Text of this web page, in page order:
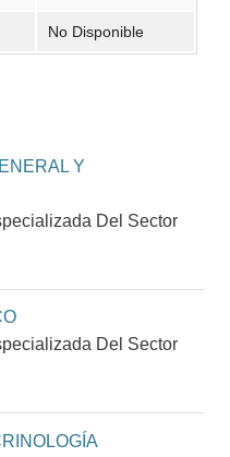
No Disponible
Y
Del Sector
Del Sector